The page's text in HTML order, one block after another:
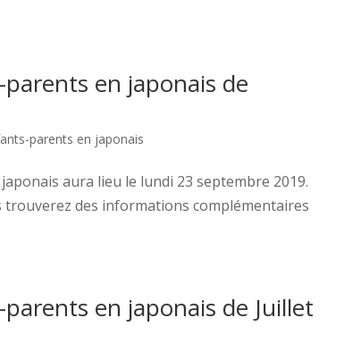
en japonais de
parents en japonais
aura lieu le lundi 23 septembre 2019.
des informations complémentaires
en japonais de Juillet